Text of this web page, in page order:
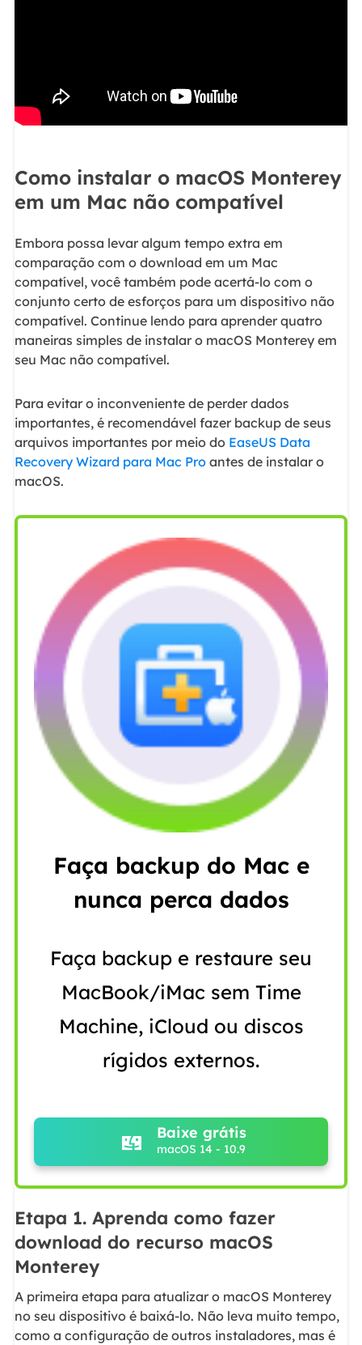
Como instalar o macOS Monterey
em um Mac não compatível
Embora possa levar algum tempo extra em
comparação com o download em um Mac
compatível, você também pode acertá-lo com o
conjunto certo de esforços para um dispositivo não
compatível. Continue lendo para aprender quatro
maneiras simples de instalar o macOS Monterey em
seu Mac não compatível.
Para evitar o inconveniente de perder dados
importantes, é recomendável fazer backup de seus
arquivos importantes por meio do EaseUS Data
Recovery Wizard para Mac Proantes de instalar o
macOS.
Faça backup do Mac e
nunca perca dados
Faça backup e restaure seu
MacBook/iMac sem Time
Machine, iCloud ou discos
rígidos externos.
Baixe grátis
macOS 14 - 10.9
Etapa 1. Aprenda como fazer
download do recurso macOS
Monterey
A primeira etapa para atualizar o macOS Monterey
no seu dispositivo é baixá-lo. Não leva muito tempo,
como a configuração de outros instaladores, mas é